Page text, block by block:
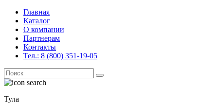
Главная
Каталог
О компании
Партнерам
Контакты
Тел.: 8 (800) 351-19-05
Поиск
for:
Тула